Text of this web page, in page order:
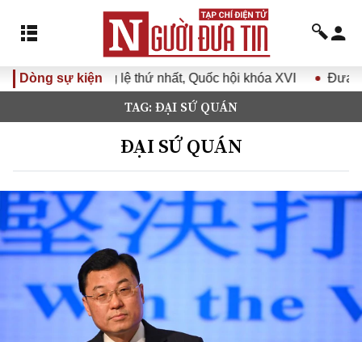
Dòng sự kiện
nhất, Quốc hội khóa XVI Đưa Nghị quyết Đại hội
TAG: ĐẠI SỨ QUÁN
ĐẠI SỨ QUÁN